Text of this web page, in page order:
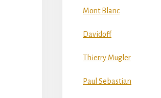
Mont Blanc
Davidoff
Thierry Mugler
Paul Sebastian